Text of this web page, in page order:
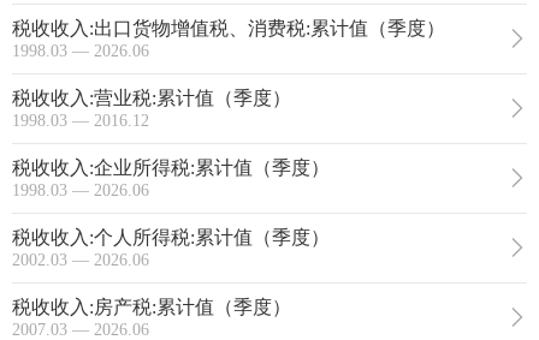
税收收入:出口货物增值税、消费税:累计值（季度）
1998.03 — 2026.06
税收收入:营业税:累计值（季度）
1998.03 — 2016.12
税收收入:企业所得税:累计值（季度）
1998.03 — 2026.06
税收收入:个人所得税:累计值（季度）
2002.03 — 2026.06
税收收入:房产税:累计值（季度）
2007.03 — 2026.06